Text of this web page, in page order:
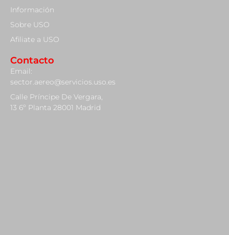
Información
Sobre USO
Afiliate a USO
Contacto
Email:
sector.aereo@servicios.uso.es
Calle Príncipe De Vergara,
13 6º Planta 28001 Madrid